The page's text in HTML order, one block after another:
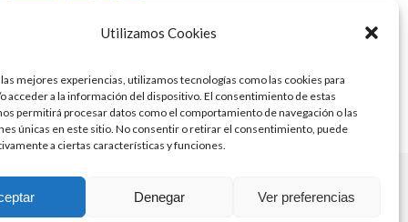
Utilizamos Cookies
mejores experiencias, utilizamos tecnologías como las cookies para
acceder a la información del dispositivo. El consentimiento de estas
permitirá procesar datos como el comportamiento de navegación o las
únicas en este sitio. No consentir o retirar el consentimiento, puede
a ciertas características y funciones.
Denegar Ver preferencias